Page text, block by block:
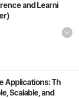
and Learni
Applications: Th
Scalable, and